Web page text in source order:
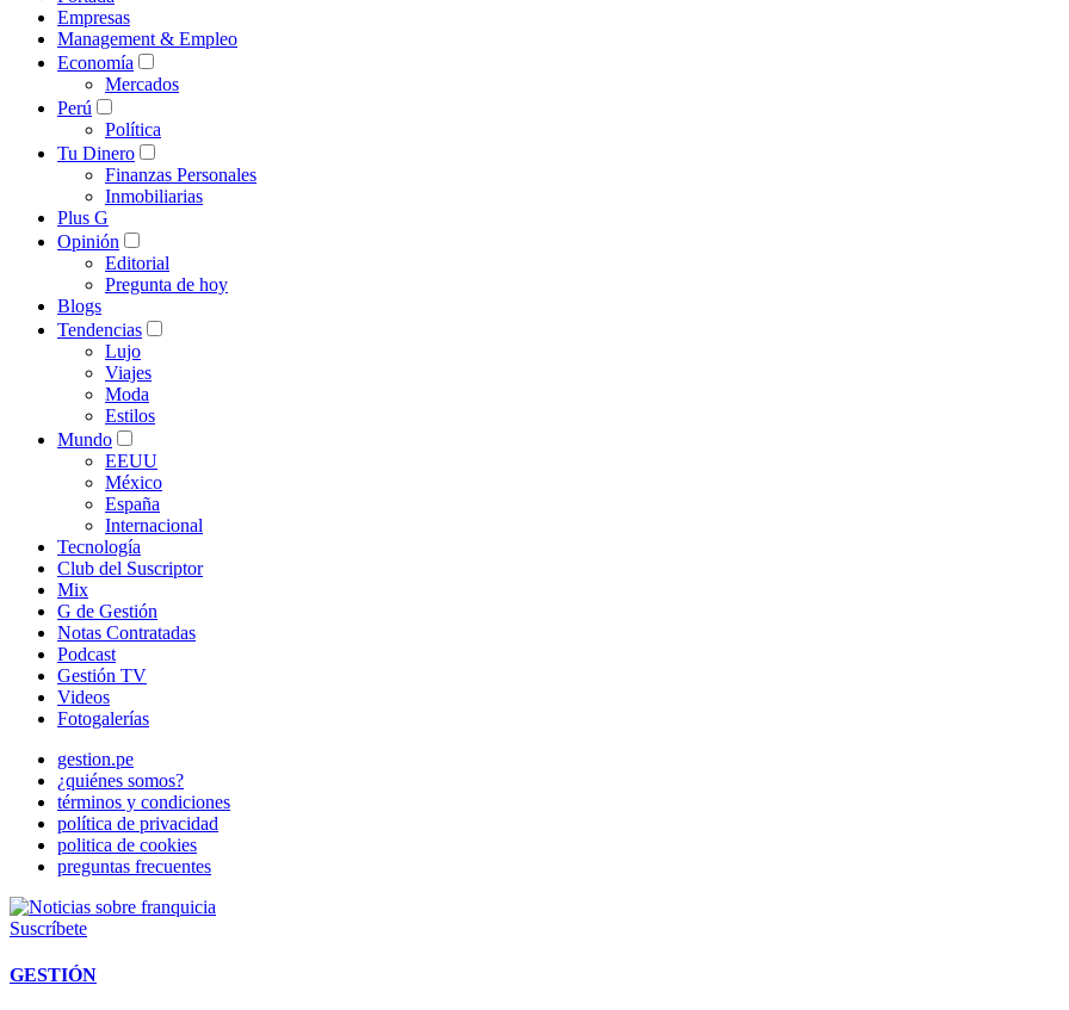
Empresas
Management & Empleo
Economía
Mercados
Perú
Política
Tu Dinero
Finanzas Personales
Inmobiliarias
Plus G
Opinión
Editorial
Pregunta de hoy
Blogs
Tendencias
Lujo
Viajes
Moda
Estilos
Mundo
EEUU
México
España
Internacional
Tecnología
Club del Suscriptor
Mix
G de Gestión
Notas Contratadas
Podcast
Gestión TV
Videos
Fotogalerías
gestion.pe
¿quiénes somos?
términos y condiciones
política de privacidad
politica de cookies
preguntas frecuentes
Suscríbete
GESTIÓN